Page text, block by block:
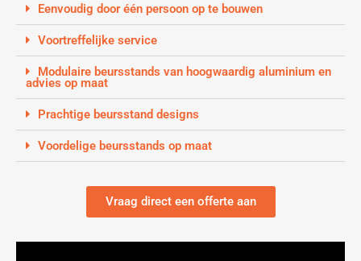
Eenvoudig door één persoon op te bouwen
Voortreffelijke service
Modulaire beursstands van hoogwaardig aluminium en
advies op maat
Prachtige beursstand designs
Voordelige beursstands op maat
Vraag direct een offerte aan